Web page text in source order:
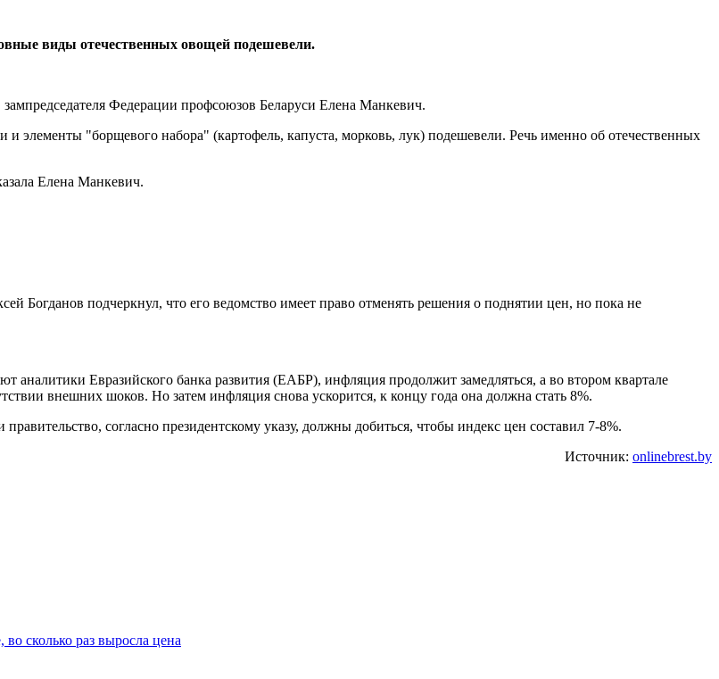
виды отечественных овощей подешевели.
Федерации профсоюзов Беларуси Елена Манкевич.
элементы "борщевого набора" (картофель, капуста, морковь, лук) подешевели. Речь именно об отечественных
Елена Манкевич.
Богданов подчеркнул, что его ведомство имеет право отменять решения о поднятии цен, но пока не
аналитики Евразийского банка развития (ЕАБР), инфляция продолжит замедляться, а во втором квартале
внешних шоков. Но затем инфляция снова ускорится, к концу года она должна стать 8%.
согласно президентскому указу, должны добиться, чтобы индекс цен составил 7-8%.
Источник: onlinebrest.by
сколько раз выросла цена